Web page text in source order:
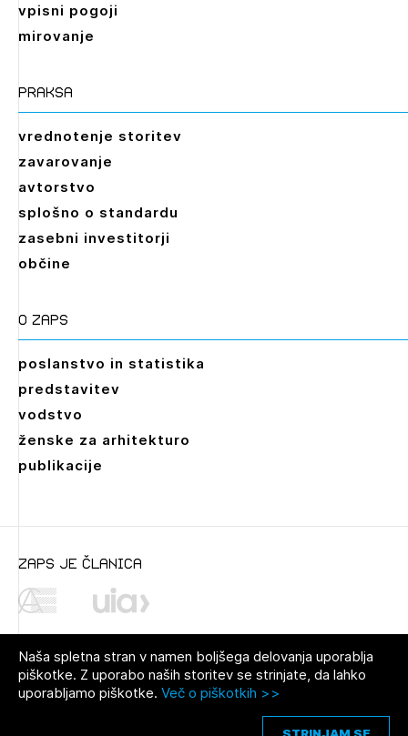
vpisni pogoji
mirovanje
praksa
vrednotenje storitev
zavarovanje
avtorstvo
splošno o standardu
zasebni investitorji
občine
O zaps
poslanstvo in statistika
predstavitev
vodstvo
ženske za arhitekturo
publikacije
zaps je članica
© 2021 Zbornica za arhitekturo in
Pravno obvestilo
Piškotki
Naša spletna stran v namen boljšega delovanja uporablja
piškotke. Z uporabo naših storitev se strinjate, da lahko
uporabljamo piškotke. Več o piškotkih >>